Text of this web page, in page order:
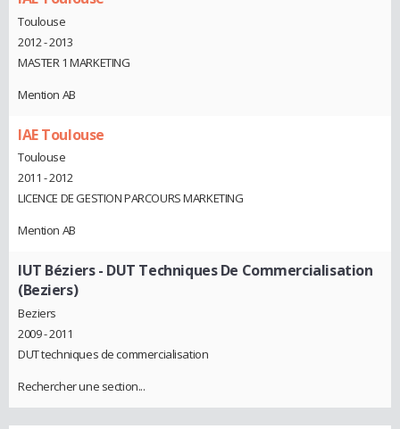
Toulouse
2012 - 2013
MASTER 1 MARKETING
Mention AB
IAE Toulouse
Toulouse
2011 - 2012
LICENCE DE GESTION PARCOURS MARKETING
Mention AB
IUT Béziers - DUT Techniques De Commercialisation
(Beziers)
Beziers
2009 - 2011
DUT techniques de commercialisation
Rechercher une section...